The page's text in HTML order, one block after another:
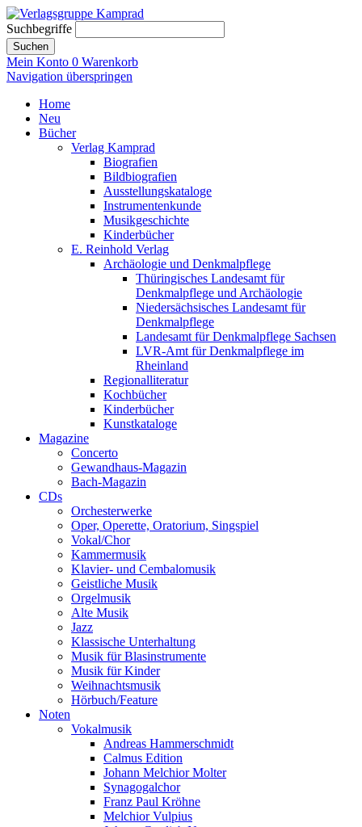
Suchbegriffe
Suchen
Mein Konto 0 Warenkorb
Navigation überspringen
Home
Neu
Bücher
Verlag Kamprad
Biografien
Bildbiografien
Ausstellungskataloge
Instrumentenkunde
Musikgeschichte
Kinderbücher
E. Reinhold Verlag
Archäologie und Denkmalpflege
Thüringisches Landesamt für
Denkmalpflege und Archäologie
Niedersächsisches Landesamt für
Denkmalpflege
Landesamt für Denkmalpflege Sachsen
LVR-Amt für Denkmalpflege im
Rheinland
Regionalliteratur
Kochbücher
Kinderbücher
Kunstkataloge
Magazine
Concerto
Gewandhaus-Magazin
Bach-Magazin
CDs
Orchesterwerke
Oper, Operette, Oratorium, Singspiel
Vokal/Chor
Kammermusik
Klavier- und Cembalomusik
Geistliche Musik
Orgelmusik
Alte Musik
Jazz
Klassische Unterhaltung
Musik für Blasinstrumente
Musik für Kinder
Weihnachtsmusik
Hörbuch/Feature
Noten
Vokalmusik
Andreas Hammerschmidt
Calmus Edition
Johann Melchior Molter
Synagogalchor
Franz Paul Kröhne
Melchior Vulpius